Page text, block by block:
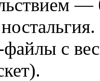
—
файлы с